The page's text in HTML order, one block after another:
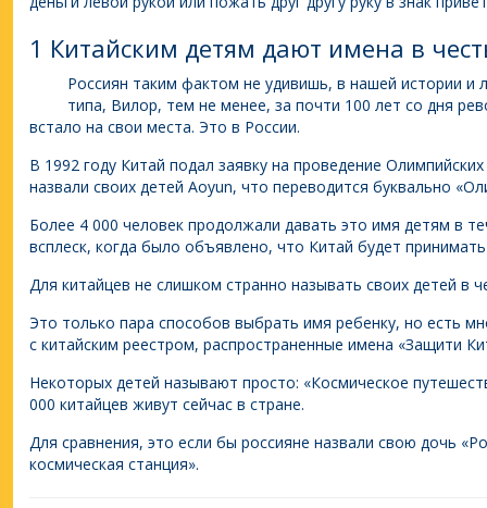
1 Китайским детям дают имена в
Россиян таким фактом не удивишь, в нашей истории и
типа, Вилор, тем не менее, за почти 100 лет со дня
встало на свои места. Это в России.
В 1992 году Китай подал заявку на проведение
назвали своих детей Aoyun, что переводится буквально
Более 4 000 человек продолжали давать это имя детям в
всплеск, когда было объявлено, что Китай будет
Для китайцев не слишком странно называть своих детей в
Это только пара способов выбрать имя ребенку, но есть
с китайским реестром, распространенные имена «Защити
Некоторых детей называют просто: «Космическое
000 китайцев живут сейчас в стране.
Для сравнения, это если бы россияне назвали свою дочь
космическая станция».